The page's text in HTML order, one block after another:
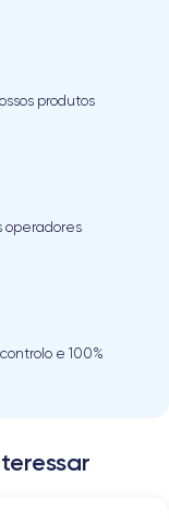
produtos
operadores
e 100%